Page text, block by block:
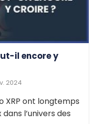
il encore y
2024
XRP ont longtemps
l’univers des